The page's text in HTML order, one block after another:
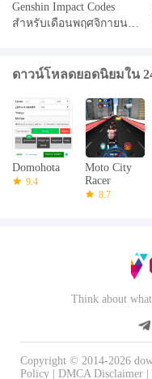
Genshin Impact Codes
สำหรับเดือนพฤศจิกายน
ดาวน์โหลดยอดนิยมใน
Domohota
9.4
Moto City
Racer
8.7
Think about
Copyright © 2014-2026
Policy
DMCA Disclaimer